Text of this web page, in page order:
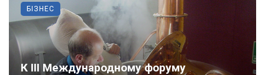
К III Международному форуму
БІЗНЕС